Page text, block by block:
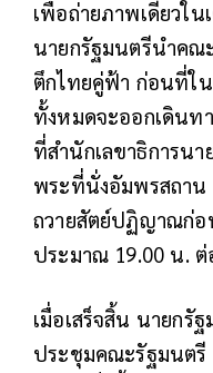
เพื่อถ่ายภาพเดี่ยวใ
นายกรัฐมนตรีนำค
ตึกไทยคู่ฟ้า ก่อนที่ใ
ทั้งหมดจะออกเดินท
ที่สำนักเลขาธิการนา
พระที่นั่งอัมพรสถาน
ถวายสัตย์ปฏิญาณก่อ
ประมาณ 19.00 น. ต่
เมื่อเสร็จสิ้น นายกรั
ประชุมคณะรัฐมนตรี